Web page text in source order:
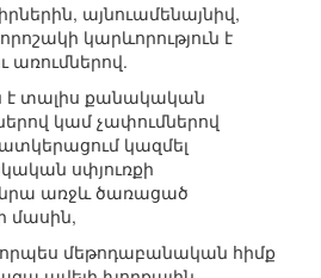
այնուամենայնիվ,
կարևորություն է
առումներով.
է տալիս քանակական
կամ չափումներով
կազմել
սփյուռքի
առջև ծառացած
մասին,
որպես մեթոդաբանական հիմք